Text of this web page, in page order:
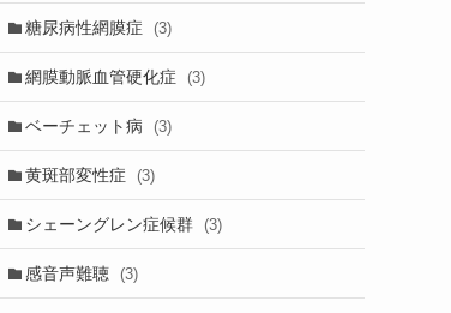
糖尿病性網膜症 (3)
網膜動脈血管硬化症 (3)
ベーチェット病 (3)
黄斑部変性症 (3)
シェーングレン症候群 (3)
感音声難聴 (3)